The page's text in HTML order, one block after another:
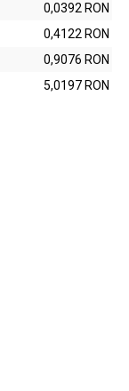
0,0392 RON
0,4122 RON
0,9076 RON
5,0197 RON